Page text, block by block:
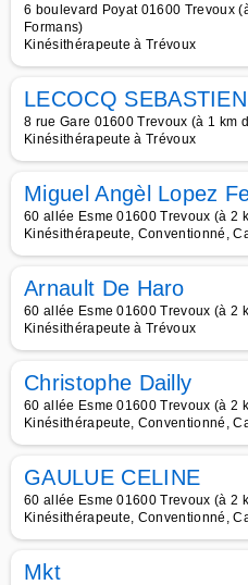
6 boulevard Poyat 01600 Trevoux
Formans)
Kinésithérapeute à Trévoux
LECOCQ SEBASTIEN
8 rue Gare 01600 Trevoux (à 1 km
Kinésithérapeute à Trévoux
Miguel Angèl Lopez
60 allée Esme 01600 Trevoux (à 2
Kinésithérapeute, Conventionné,
Arnault De Haro
60 allée Esme 01600 Trevoux (à 2
Kinésithérapeute à Trévoux
Christophe Dailly
60 allée Esme 01600 Trevoux (à 2
Kinésithérapeute, Conventionné,
GAULUE CELINE
60 allée Esme 01600 Trevoux (à 2
Kinésithérapeute, Conventionné,
Mkt